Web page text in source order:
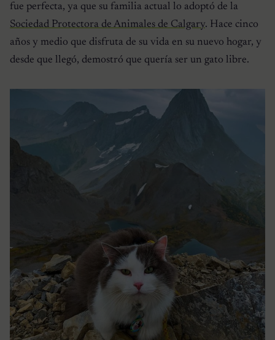
fue perfecta, ya que su familia actual lo adoptó de la
Sociedad Protectora de Animales de Calgary. Hace cinco
años y medio que disfruta de su vida en su nuevo hogar, y
desde que llegó, demostró que quería ser un gato libre.